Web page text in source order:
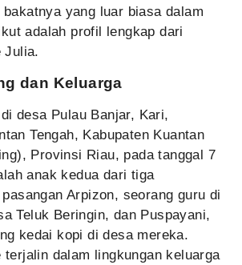
yang luar biasa dalam
adalah profil lengkap dari
Julia.
dan Keluarga
desa Pulau Banjar, Kari,
Tengah, Kabupaten Kuantan
Provinsi Riau, pada tanggal 7
anak kedua dari tiga
Arpizon, seorang guru di
Teluk Beringin, dan Puspayani,
kedai kopi di desa mereka.
terjalin dalam lingkungan keluarga